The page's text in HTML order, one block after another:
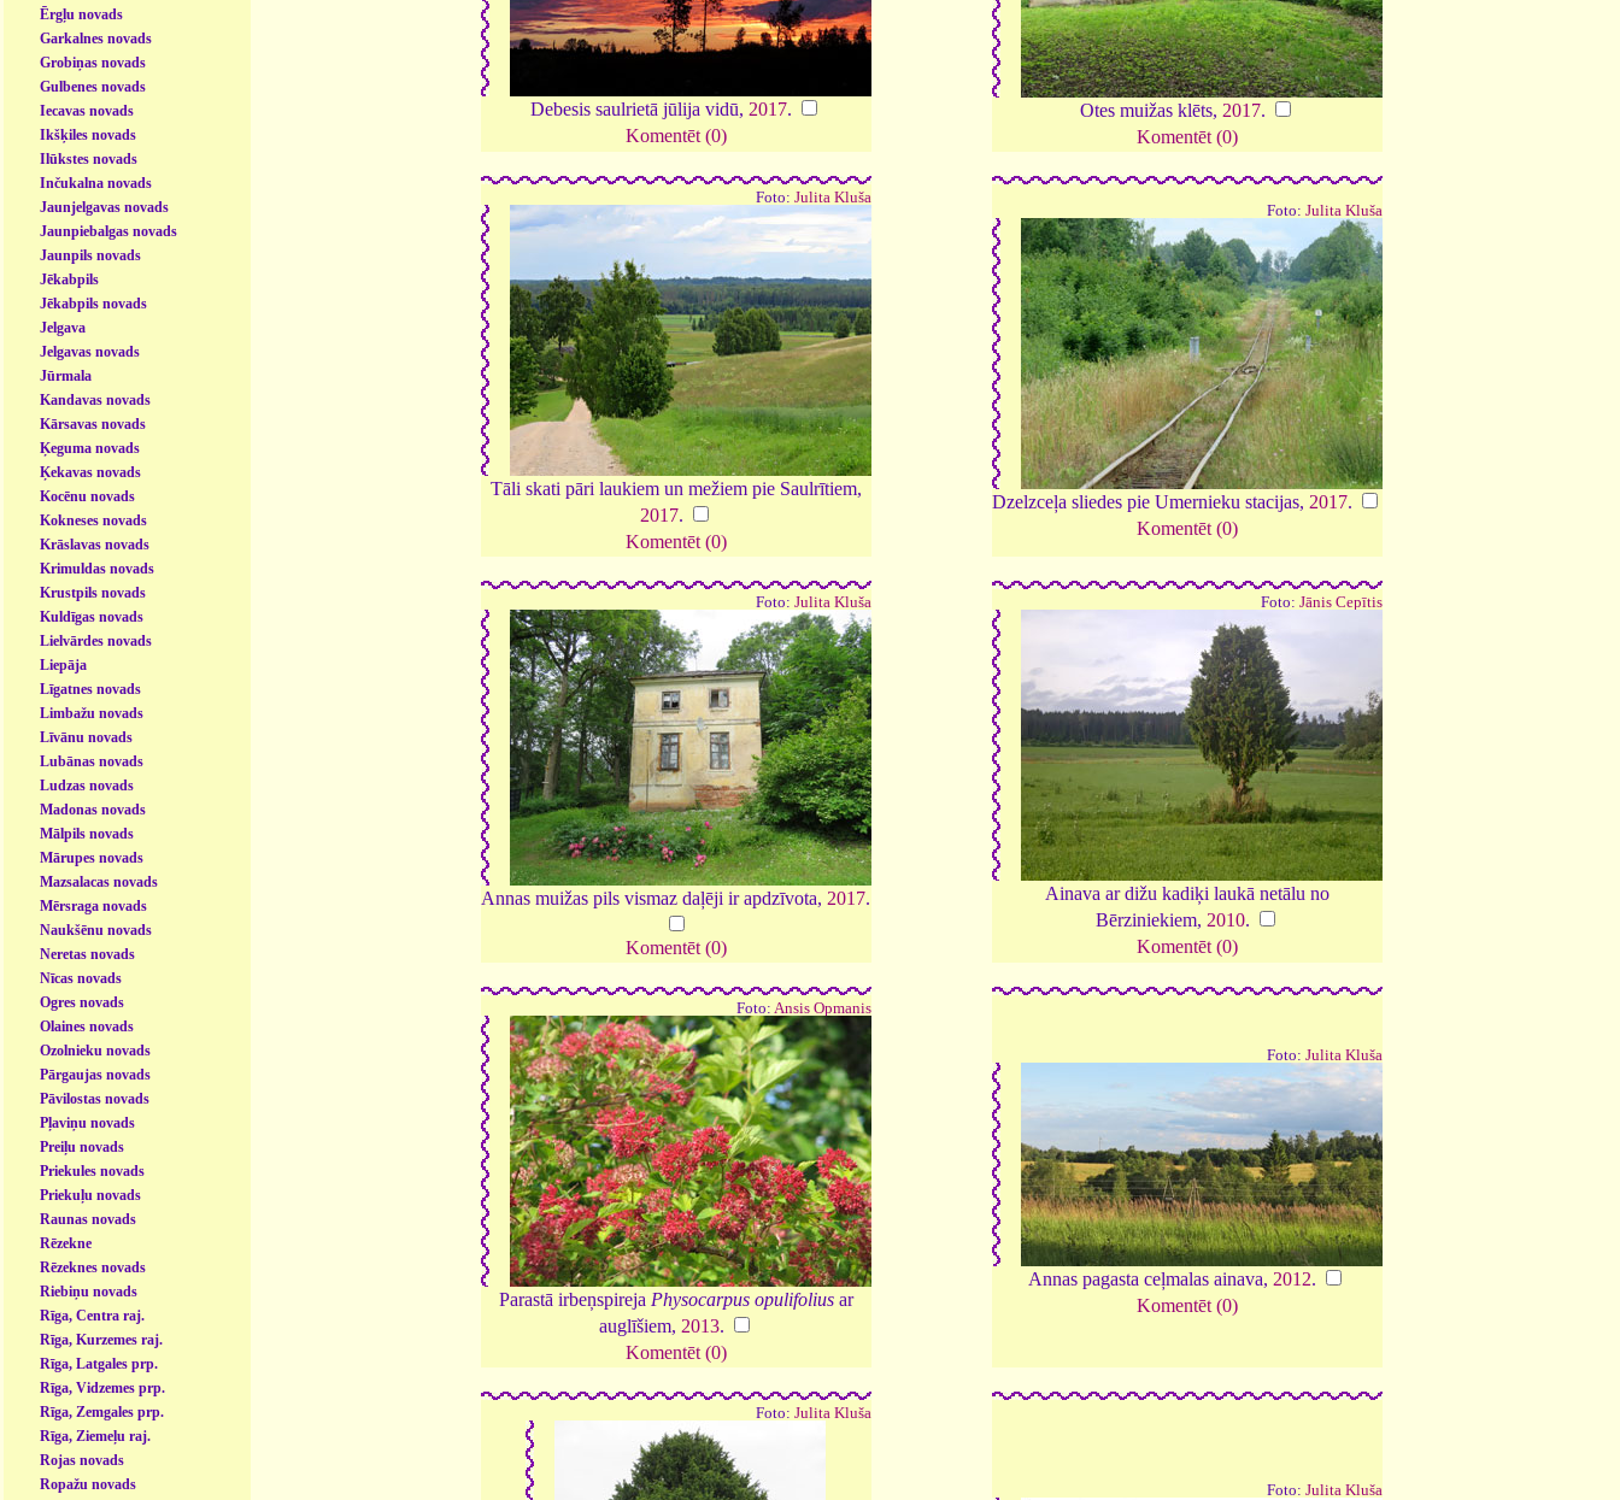
Ērgļu novads
Garkalnes novads
Grobiņas novads
Gulbenes novads
Iecavas novads
Ikšķiles novads
Ilūkstes novads
Inčukalna novads
Jaunjelgavas novads
Jaunpiebalgas novads
Jaunpils novads
Jēkabpils
Jēkabpils novads
Jelgava
Jelgavas novads
Jūrmala
Kandavas novads
Kārsavas novads
Ķeguma novads
Ķekavas novads
Kocēnu novads
Kokneses novads
Krāslavas novads
Krimuldas novads
Krustpils novads
Kuldīgas novads
Lielvārdes novads
Liepāja
Līgatnes novads
Limbažu novads
Līvānu novads
Lubānas novads
Ludzas novads
Madonas novads
Mālpils novads
Mārupes novads
Mazsalacas novads
Mērsraga novads
Naukšēnu novads
Neretas novads
Nīcas novads
Ogres novads
Olaines novads
Ozolnieku novads
Pārgaujas novads
Pāvilostas novads
Pļaviņu novads
Preiļu novads
Priekules novads
Priekuļu novads
Raunas novads
Rēzekne
Rēzeknes novads
Riebiņu novads
Rīga, Centra raj.
Rīga, Kurzemes raj.
Rīga, Latgales prp.
Rīga, Vidzemes prp.
Rīga, Zemgales prp.
Rīga, Ziemeļu raj.
Rojas novads
Ropažu novads
Debesis saulrietā jūlija vidū, 2017.
Komentēt (0)
Otes muižas klēts, 2017.
Komentēt (0)
Foto: Julita Kluša
Tāli skati pāri laukiem un mežiem pie Saulrītiem,
2017.
Komentēt (0)
Foto: Julita Kluša
Dzelzceļa sliedes pie Umernieku stacijas, 2017.
Komentēt (0)
Foto: Julita Kluša
Annas muižas pils vismaz daļēji ir apdzīvota, 2017.
Komentēt (0)
Foto: Jānis Cepītis
Ainava ar dižu kadiķi laukā netālu no
Bērziniekiem, 2010.
Komentēt (0)
Foto: Ansis Opmanis
Parastā irbeņspireja Physocarpus opulifoliusar
auglīšiem, 2013.
Komentēt (0)
Foto: Julita Kluša
Annas pagasta ceļmalas ainava, 2012.
Komentēt (0)
Foto: Julita Kluša
Foto: Julita Kluša